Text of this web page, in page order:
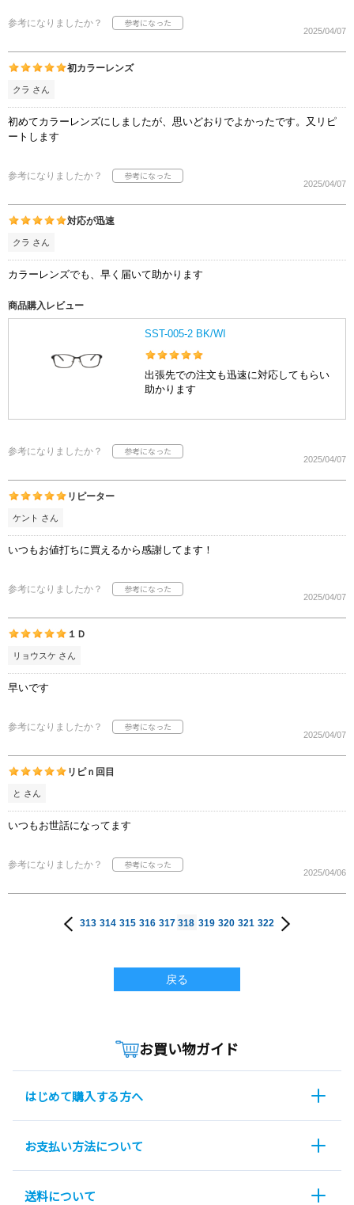
参考になりましたか？
2025/04/07
初カラーレンズ
クラ さん
初めてカラーレンズにしましたが、思いどおりでよかったです。又リピ
ートします
参考になりましたか？
2025/04/07
対応が迅速
クラ さん
カラーレンズでも、早く届いて助かります
商品購入レビュー
SST-005-2 BK/WI
出張先での注文も迅速に対応してもらい
助かります
参考になりましたか？
2025/04/07
リピーター
ケント さん
いつもお値打ちに買えるから感謝してます！
参考になりましたか？
2025/04/07
１Ｄ
リョウスケ さん
早いです
参考になりましたか？
2025/04/07
リピｎ回目
と さん
いつもお世話になってます
参考になりましたか？
2025/04/06
313 314 315 316 317 318 319 320 321 322
戻る
お買い物ガイド
はじめて購入する方へ
お支払い方法について
送料について